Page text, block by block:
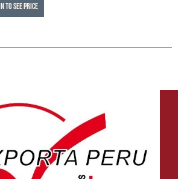
to see price